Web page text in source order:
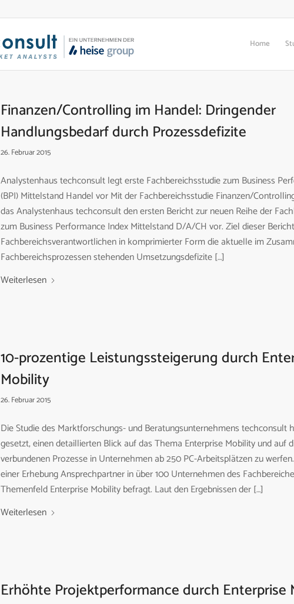
Home
Finanzen/Controlling im Handel: Dringender
Handlungsbedarf durch Prozessdefizite
26. Februar 2015
Analystenhaus techconsult legt erste Fachbereichsstudie zum Business
(BPI) Mittelstand Handel vor Mit der Fachbereichsstudie Finanzen/
das Analystenhaus techconsult den ersten Bericht zur neuen Reihe der
zum Business Performance Index Mittelstand D/A/CH vor. Ziel dieser
Fachbereichsverantwortlichen in komprimierter Form die aktuelle im
Fachbereichsprozessen stehenden Umsetzungsdefizite […]
Weiterlesen
10-prozentige Leistungssteigerung durch
Mobility
26. Februar 2015
Die Studie des Marktforschungs- und Beratungsunternehmens techconsult
gesetzt, einen detaillierten Blick auf das Thema Enterprise Mobility und auf
verbundenen Prozesse in Unternehmen ab 250 PC-Arbeitsplätzen zu
einer Erhebung Ansprechpartner in über 100 Unternehmen des
Themenfeld Enterprise Mobility befragt. Laut den Ergebnissen der […]
Weiterlesen
Erhöhte Projektperformance durch Enterprise